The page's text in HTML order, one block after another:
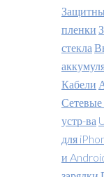
пленки
стекла
Кабели
Сетевые
устр-ва
для
и